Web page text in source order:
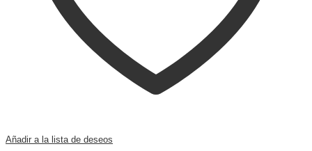
Añadir a la lista de deseos